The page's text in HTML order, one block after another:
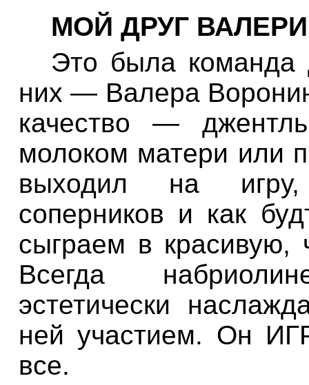
МОЙ ДРУГ
Это была команда
них — Валера
качество
—
молоком матери или
выходил
на игру
соперников и как
сыграем в красивую,
Всегда
эстетически
ней участием. Он
все.